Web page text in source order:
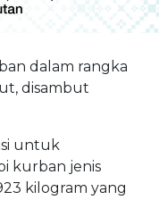
dalam rangka
disambut
untuk
kurban jenis
kilogram yang